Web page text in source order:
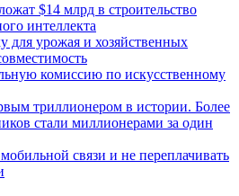
$14 млрд в строительство
интеллекта
для урожая и хозяйственных
комиссию по искусственному
триллионером в истории. Более
стали миллионерами за один
связи и не переплачивать